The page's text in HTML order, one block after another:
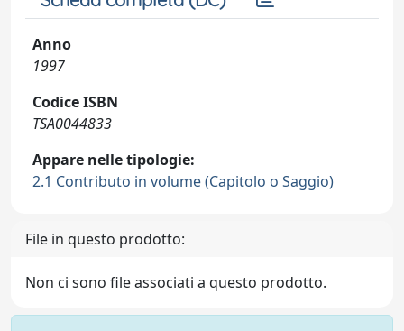
Anno
1997
Codice ISBN
TSA0044833
Appare nelle tipologie:
2.1 Contributo in volume (Capitolo o Saggio)
File in questo prodotto:
Non ci sono file associati a questo prodotto.